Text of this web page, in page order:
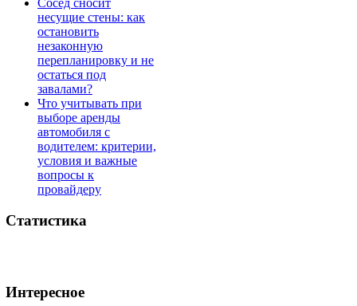
Сосед сносит
несущие стены: как
остановить
незаконную
перепланировку и не
остаться под
завалами?
Что учитывать при
выборе аренды
автомобиля с
водителем: критерии,
условия и важные
вопросы к
провайдеру
Статистика
Интересное